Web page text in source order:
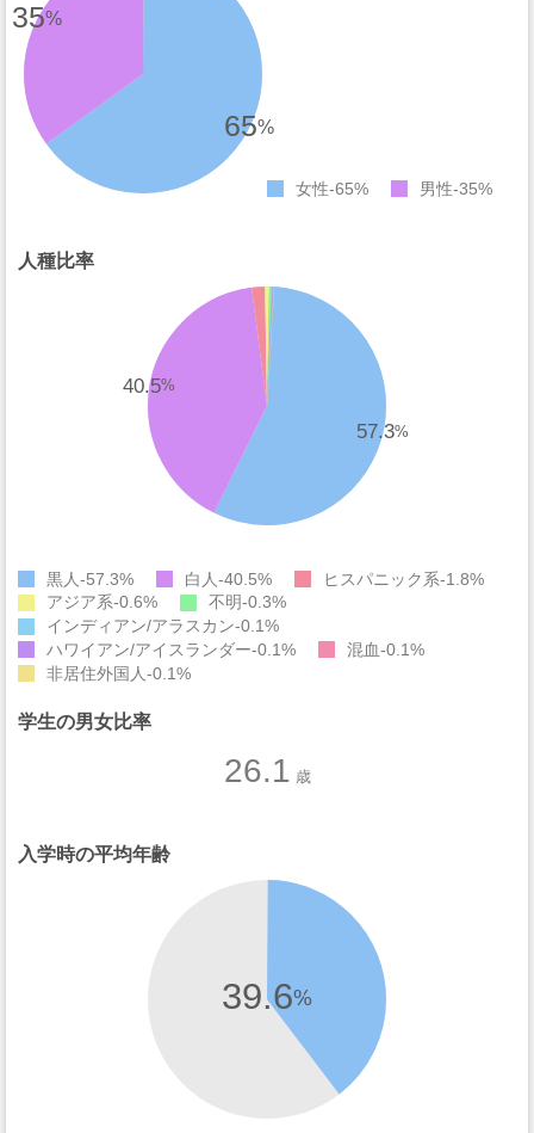
65%
35%
女性 65% 男性 35%
人種比率
57.3%
40.5%
黒人 57.3% 白人 40.5% ヒスパニック系 1.8%
アジア系 0.6% 不明 0.3%
インディアン/アラスカン 0.1%
ハワイアン/アイスランダー 0.1% 混血 0.1%
非居住外国人 0.1%
学生の男女比率
26.1 歳
入学時の平均年齢
39.6%